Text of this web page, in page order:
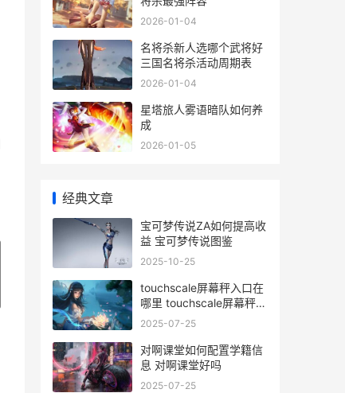
2026-01-04
名将杀新人选哪个武将好
三国名将杀活动周期表
2026-01-04
星塔旅人雾语暗队如何养
成
2026-01-05
经典文章
宝可梦传说ZA如何提高收
益 宝可梦传说图鉴
2025-10-25
touchscale屏幕秤入口在
哪里 touchscale屏幕秤入
口
2025-07-25
对啊课堂如何配置学籍信
息 对啊课堂好吗
2025-07-25